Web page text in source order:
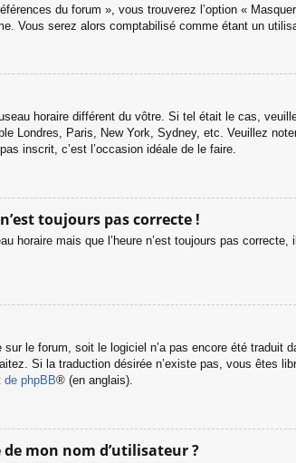
du forum », vous trouverez l’option «
Vous serez alors comptabilisé comme étant un
horaire différent du vôtre. Si tel était le cas,
Londres, Paris, New York, Sydney, etc. Veuillez
inscrit, c’est l’occasion idéale de le faire.
toujours pas correcte !
horaire mais que l’heure n’est toujours pas
le forum, soit le logiciel n’a pas encore été traduit
Si la traduction désirée n’existe pas, vous êtes
de phpBB® (en anglais).
mon nom d’utilisateur ?